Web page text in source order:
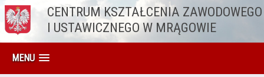
Przejdź do treściCENTRUM KSZTAŁCENIA ZAWODOWEGO
I USTAWICZNEGO W MRĄGOWIE
MENU